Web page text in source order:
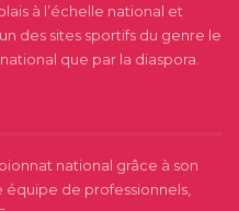
à l’échelle national et
des sites sportifs du genre le
que par la diaspora.
national grâce à son
de professionnels,